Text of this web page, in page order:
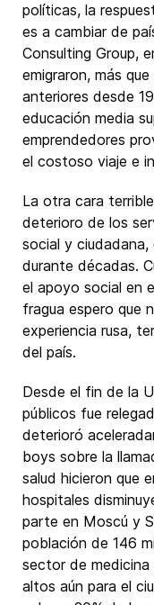
políticas, la
es a cambiar de
Consulting Group,
emigraron, más
anteriores desde
educación media
emprendedores
el costoso viaje e
La otra cara
deterioro de los
social y ciudadana,
durante décadas.
el apoyo social en
fragua espero que
experiencia rusa,
del país.
Desde el fin de la
públicos fue
deterioró
boys sobre la
salud hicieron que
hospitales
parte en Moscú y
población de 146
sector de medicina
altos aún para el